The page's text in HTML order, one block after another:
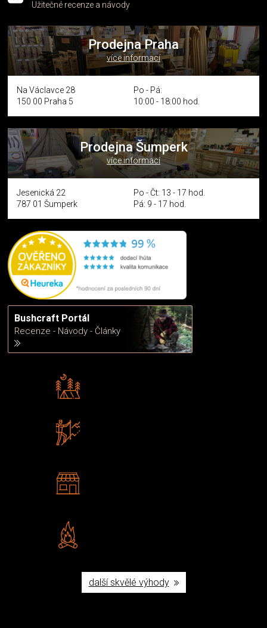
Užitečné recenze a návody
Prodejna Praha
více informací
Na Václavce 28
150 00 Praha 5
Po - Pá:
10:00 - 18:00 hod.
Prodejna Šumperk
více informací
Jesenická 22
787 01 Šumperk
Po - Čt: 13 - 17 hod.
Pá: 9 - 17 hod.
Bushcraft Portál
Recenze - Návody - Články
další skvělé výhody